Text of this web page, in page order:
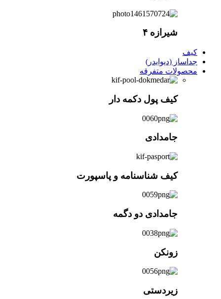
شیرازه ۴
کیف
جداساز (دیوایدر)
محصولات متفرقه
کیف پول دکمه دار
جامدادی
کیف شناسنامه و پاسپورت
جامدادی دو دگمه
زونکن
زیردستی